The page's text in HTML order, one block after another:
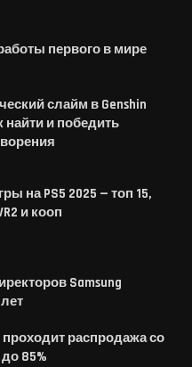
первого в мире
слайм в Genshin
найти и победить
на PS5 2025 — топ 15,
и кооп
Samsung
проходит распродажа со
85%